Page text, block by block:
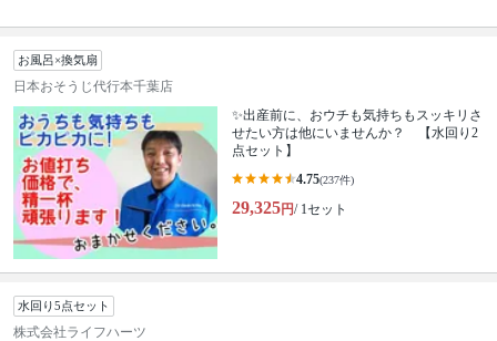
お風呂×換気扇
日本おそうじ代行本千葉店
✨出産前に、おウチも気持ちもスッキリさ
せたい方は他にいませんか？ 【水回り2
点セット】
4.75(237件)
29,325円/ 1セット
水回り5点セット
株式会社ライフハーツ